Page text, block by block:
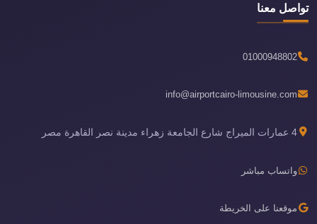
تواصل معنا
01000948802
info@airportcairo-limousine.com
4 عمارات الميراج شارع الجامعة زهراء مدينة نصر القاهرة مصر
واتساب مباشر
موقعنا على الخريطة